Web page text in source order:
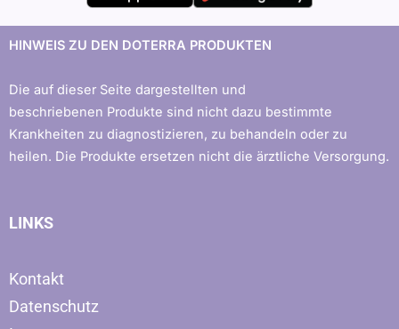
HINWEIS ZU DEN DOTERRA PRODUKTEN
Die auf dieser Seite dargestellten und
beschriebenen Produkte sind nicht dazu bestimmte
Krankheiten zu diagnostizieren, zu behandeln oder zu
heilen. Die Produkte ersetzen nicht die ärztliche Versorgung.
LINKS
Kontakt
Datenschutz